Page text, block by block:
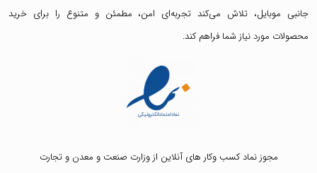
جانبی موبایل، تلاش می‌کند تجربه‌ای امن، مطمئن و متنوع را برای خرید
محصولات مورد نیاز شما فراهم کند.
مجوز نماد کسب وکار های آنلاین از وزارت صنعت و معدن و تجارت